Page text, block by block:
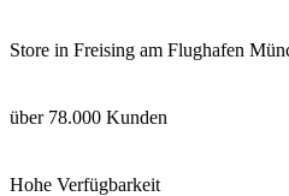
Store in Freising am Flughafen
über 78.000 Kunden
Hohe Verfügbarkeit